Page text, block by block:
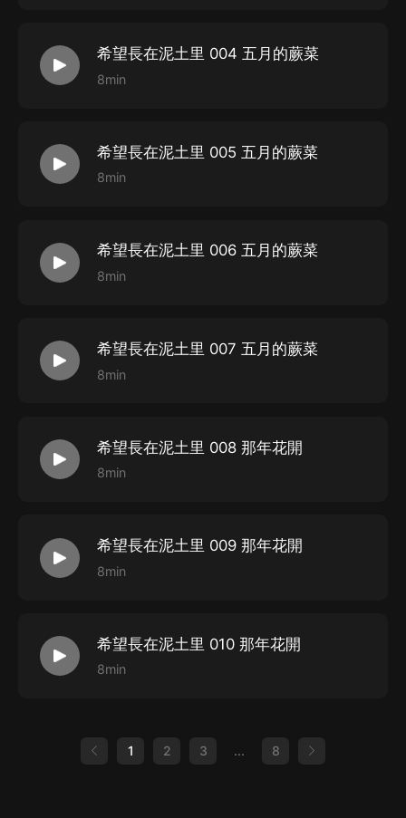
希望長在泥土里 004 五月的蕨菜
8min
希望長在泥土里 005 五月的蕨菜
8min
希望長在泥土里 006 五月的蕨菜
8min
希望長在泥土里 007 五月的蕨菜
8min
希望長在泥土里 008 那年花開
8min
希望長在泥土里 009 那年花開
8min
希望長在泥土里 010 那年花開
8min
1 2 3 ... 8